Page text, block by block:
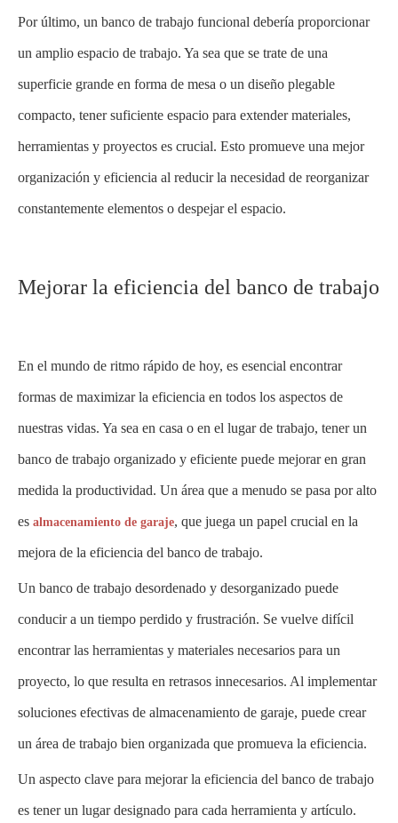
Por último, un banco de trabajo funcional debería proporcionar
un amplio espacio de trabajo. Ya sea que se trate de una
superficie grande en forma de mesa o un diseño plegable
compacto, tener suficiente espacio para extender materiales,
herramientas y proyectos es crucial. Esto promueve una mejor
organización y eficiencia al reducir la necesidad de reorganizar
constantemente elementos o despejar el espacio.
Mejorar la eficiencia del banco de trabajo
En el mundo de ritmo rápido de hoy, es esencial encontrar
formas de maximizar la eficiencia en todos los aspectos de
nuestras vidas. Ya sea en casa o en el lugar de trabajo, tener un
banco de trabajo organizado y eficiente puede mejorar en gran
medida la productividad. Un área que a menudo se pasa por alto
es almacenamiento de garaje, que juega un papel crucial en la
mejora de la eficiencia del banco de trabajo.
Un banco de trabajo desordenado y desorganizado puede
conducir a un tiempo perdido y frustración. Se vuelve difícil
encontrar las herramientas y materiales necesarios para un
proyecto, lo que resulta en retrasos innecesarios. Al implementar
soluciones efectivas de almacenamiento de garaje, puede crear
un área de trabajo bien organizada que promueva la eficiencia.
Un aspecto clave para mejorar la eficiencia del banco de trabajo
es tener un lugar designado para cada herramienta y artículo.